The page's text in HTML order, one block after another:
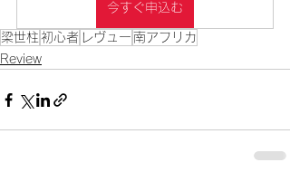
今すぐ申込む
梁世柱 初心者 レヴュー 南アフリカ
Review